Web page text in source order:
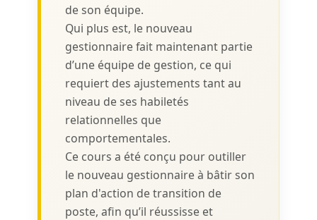
de son équipe.
Qui plus est, le nouveau
gestionnaire fait maintenant partie
d’une équipe de gestion, ce qui
requiert des ajustements tant au
niveau de ses habiletés
relationnelles que
comportementales.
Ce cours a été conçu pour outiller
le nouveau gestionnaire à bâtir son
plan d'action de transition de
poste, afin qu’il réussisse et